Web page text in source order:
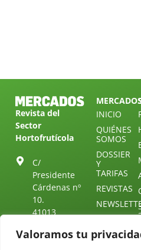
Valoramos tu
Revista del
Sector
Hortofrutícola
C/
Presidente
Cárdenas nº
10.
41013
ESPAÑA
INICIO
QUIÉNES
SOMOS
DOSSIER
Y
TARIFAS
REVISTAS
ÚNETE A